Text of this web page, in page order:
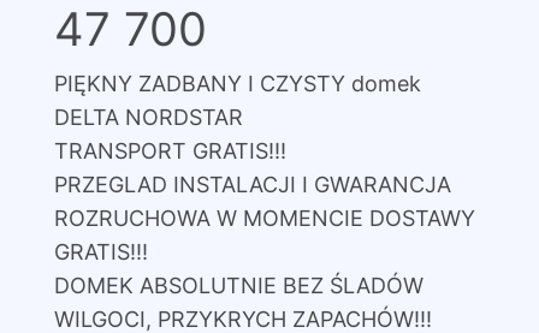
47 700
PIĘKNY ZADBANY I CZYSTY domek
DELTA NORDSTAR
TRANSPORT GRATIS!!!
PRZEGLAD INSTALACJI I GWARANCJA
ROZRUCHOWA W MOMENCIE DOSTAWY
GRATIS!!!
DOMEK ABSOLUTNIE BEZ ŚLADÓW
WILGOCI, PRZYKRYCH ZAPACHÓW!!!